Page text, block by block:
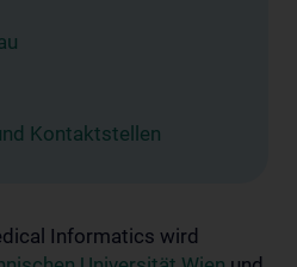
Kontaktstellen
Informatics wird